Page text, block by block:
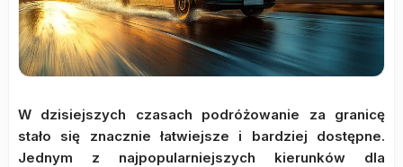
W dzisiejszych czasach podróżowanie za granicę
stało się znacznie łatwiejsze i bardziej dostępne.
Jednym z najpopularniejszych kierunków dla